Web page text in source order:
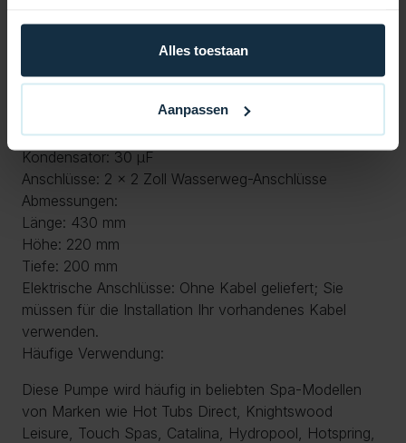
Alles toestaan
Aanpassen
Leistung: 2 PS, eine Geschwindigkeit
Spannung: 230 V, 50 Hz
Leistung des Laufrads am nassen Ende: 4 PS
U/min: 2800
Kondensator: 30 μF
Anschlüsse: 2 x 2 Zoll Wasserweg-Anschlüsse
Abmessungen:
Länge: 430 mm
Höhe: 220 mm
Tiefe: 200 mm
Elektrische Anschlüsse: Ohne Kabel geliefert; Sie
müssen für die Installation Ihr vorhandenes Kabel
verwenden.
Häufige Verwendung:
Diese Pumpe wird häufig in beliebten Spa-Modellen
von Marken wie Hot Tubs Direct, Knightswood
Leisure, Touch Spas, Catalina, Hydropool, Hotspring,